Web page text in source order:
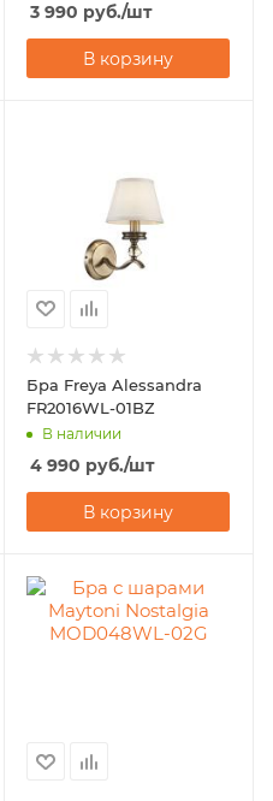
3 990 руб./шт
В корзину
Бра Freya Alessandra
FR2016WL-01BZ
В наличии
4 990 руб./шт
В корзину